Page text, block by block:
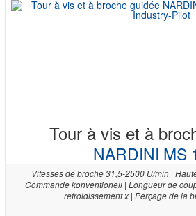
Tour à vis et à
NARDINI MS
Vitesses de broche 31,5-2500 U/min |
Commande konventionell | Longueur de
refroidissement x | Perçage de la